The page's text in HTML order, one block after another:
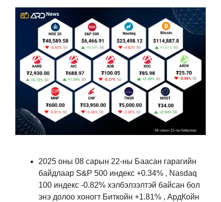
2025 оны 08 сарын 22-ны Баасан гарагийн
байдлаар S&P 500 индекс +0.34% , Nasdaq
100 индекс -0.82% хэлбэлзэлтэй байсан бол
энэ долоо хоногт Биткойн +1.81% , АрдКойн